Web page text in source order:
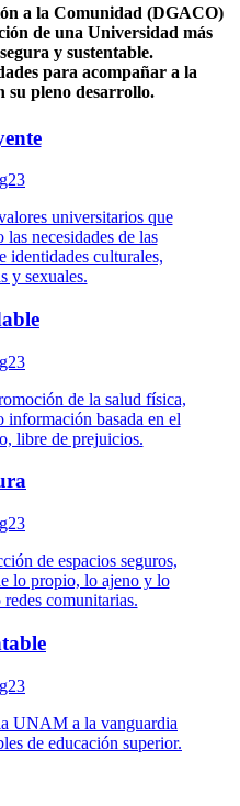
a la Comunidad (DGACO)
de una Universidad más
y sustentable.
para acompañar a la
pleno desarrollo.
universitarios que
necesidades de las
identidades culturales,
y sexuales.
de la salud física,
basada en el
libre de prejuicios.
de espacios seguros,
lo propio, lo ajeno y lo
comunitarias.
UNAM a la vanguardia
de educación superior.